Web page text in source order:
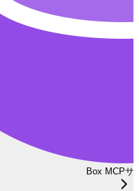
Box MCPサ